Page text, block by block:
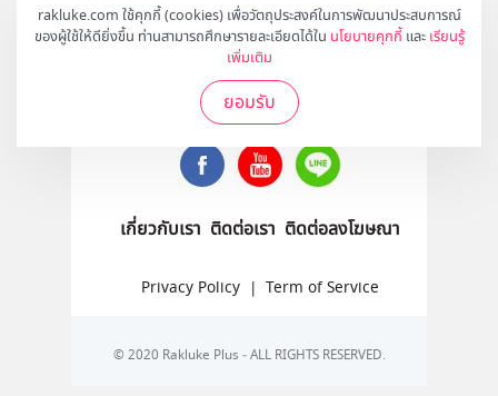
rakluke.com ใช้คุกกี้ (cookies) เพื่อวัตถุประสงค์ในการพัฒนาประสบการณ์
ของผู้ใช้ให้ดียิ่งขึ้น ท่านสามารถศึกษารายละเอียดได้ใน นโยบายคุกกี้ และ เรียนรู้
เพิ่มเติม
ยอมรับ
ติดตามเราได้ที่
เกี่ยวกับเรา ติดต่อเรา ติดต่อลงโฆษณา
Privacy Policy | Term of Service
© 2020 Rakluke Plus - ALL RIGHTS RESERVED.